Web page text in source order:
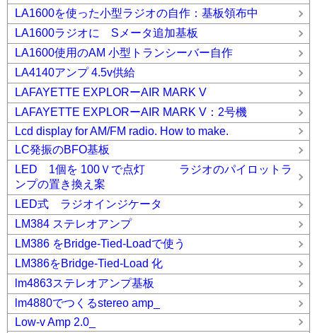
LA1600を使った小型ラジオの自作：基板領布中
LA1600ラジオに Sメータ追加基板
LA1600使用のAM 小型トランシーバー自作
LA4140アンプ 4.5v供給
LAFAYETTE EXPLORーAIR MARK V
LAFAYETTE EXPLORーAIR MARK V：2号機
Lcd display for AM/FM radio. How to make.
LC発振のBFO基板
LED 1個を 100Ｖで点灯 ラジオのパイロットラ
ンプの置き換え案
LED式 ラジオインジケータ
LM384 ステレオアンプ
LM386 をBridge-Tied-Loadで使う
LM386をBridge-Tied-Load 化
lm4863ステレオアンプ基板
lm4880でつくるstereo amp_
Low-v Amp 2.0_